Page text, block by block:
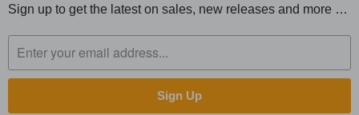
Sign up to get the latest on sales, new releases and more …